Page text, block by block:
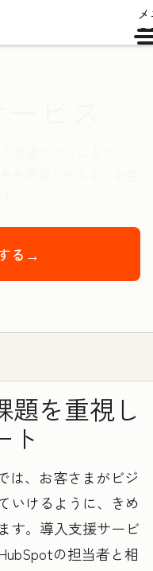
る→
題を重視し
ト
は、お客さまがビジ
いけるように、きめ
す。導入支援サービ
の担当者と相